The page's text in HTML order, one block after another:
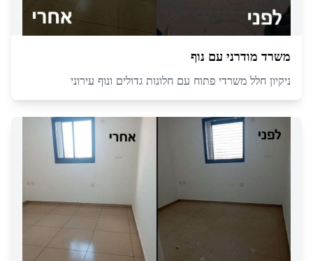
משרד מודרני עם נוף
ניקיון חלל משרדי פתוח עם חלונות גדולים ונוף עירוני